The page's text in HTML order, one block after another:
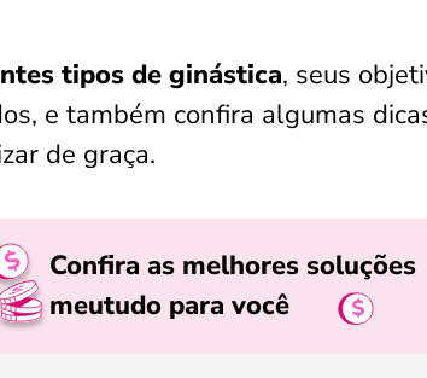
tipos de ginástica, seus
e também confira algumas
de graça.
Confira as melhores soluções
meutudo para você